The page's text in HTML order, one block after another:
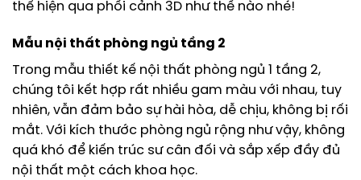
thể hiện qua phối cảnh 3D như thế nào nhé!
Mẫu nội thất phòng ngủ tầng 2
Trong mẫu thiết kế nội thất phòng ngủ 1 tầng 2,
chúng tôi kết hợp rất nhiều gam màu với nhau, tuy
nhiên, vẫn đảm bảo sự hài hòa, dễ chịu, không bị rối
mắt. Với kích thước phòng ngủ rộng như vậy, không
quá khó để kiến trúc sư cân đối và sắp xếp đầy đủ
nội thất một cách khoa học.